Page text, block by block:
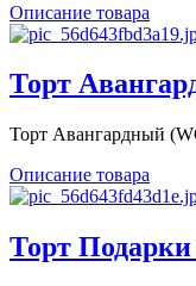
Описание товара
Торт
Торт Авангардный
Описание товара
Торт Подарки